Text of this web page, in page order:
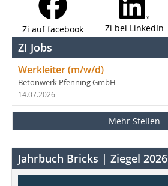
Zi auf facebook Zi bei LinkedIn
ZI Jobs
Werkleiter (m/w/d)
Betonwerk Pfenning GmbH
14.07.2026
Mehr Stellen
Jahrbuch Bricks | Ziegel 2026